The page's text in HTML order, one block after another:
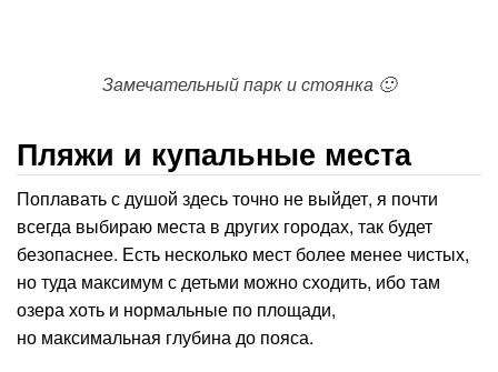
Замечательный парк и стоянка 🙂
Пляжи и купальные места
Поплавать с душой здесь точно не выйдет, я почти
всегда выбираю места в других городах, так будет
безопаснее. Есть несколько мест более менее чистых,
но туда максимум с детьми можно сходить, ибо там
озера хоть и нормальные по площади,
но максимальная глубина до пояса.